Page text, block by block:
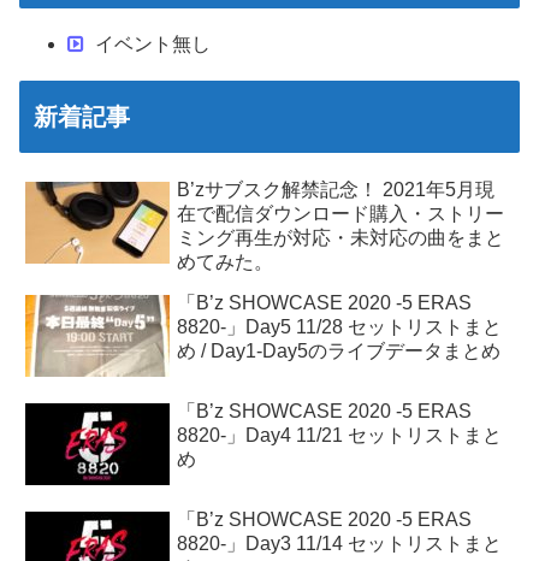
イベント無し
新着記事
B’zサブスク解禁記念！ 2021年5月現
在で配信ダウンロード購入・ストリー
ミング再生が対応・未対応の曲をまと
めてみた。
「B’z SHOWCASE 2020 -5 ERAS
8820-」Day5 11/28 セットリストまと
め / Day1-Day5のライブデータまとめ
「B’z SHOWCASE 2020 -5 ERAS
8820-」Day4 11/21 セットリストまと
め
「B’z SHOWCASE 2020 -5 ERAS
8820-」Day3 11/14 セットリストまと